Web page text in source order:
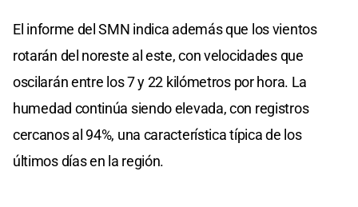
El informe del SMN indica además que los vientos
rotarán del noreste al este, con velocidades que
oscilarán entre los 7 y 22 kilómetros por hora. La
humedad continúa siendo elevada, con registros
cercanos al 94%, una característica típica de los
últimos días en la región.